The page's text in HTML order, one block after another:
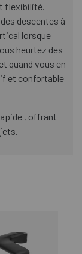
flexibilité.
descentes à
lorsque
heurtez des
quand vous en
et confortable
, offrant